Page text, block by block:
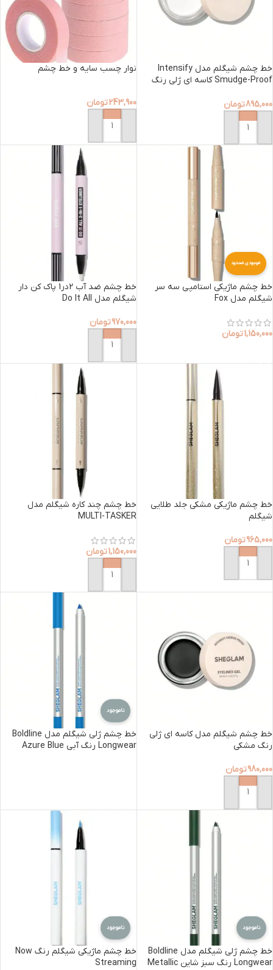
خط چشم شیگلم مدل Intensify
Smudge-Proof کاسه ای ژلی رنگ
895,000تومان
افزودن به سبد خرید
نوار چسب سایه و خط چشم
243,900تومان
افزودن به سبد خرید
موجودی محدود
خط چشم ماژیکی استامپی سه سر
شیگلم مدل Fox
1,150,000تومان
خط چشم ضد آب 2در1 پاک کن دار
شیگلم مدل Do It All
970,000تومان
افزودن به سبد خرید
خط چشم ماژیکی مشکی جلد طلایی
شیگلم
965,000تومان
افزودن به سبد خرید
خط چشم چند کاره شیگلم مدل
MULTI-TASKER
1,150,000تومان
افزودن به سبد خرید
خط چشم شیگلم مدل کاسه ای ژلی
رنگ مشکی
980,000تومان
افزودن به سبد خرید
ناموجود
خط چشم ژلی شیگلم مدل Boldline
Longwear رنگ آبی Azure Blue
ناموجود
خط چشم ژلی شیگلم مدل Boldline
Longwear رنگ سبز شاین Metallic
ناموجود
خط چشم ماژیکی شیگلم رنگ Now
Streaming